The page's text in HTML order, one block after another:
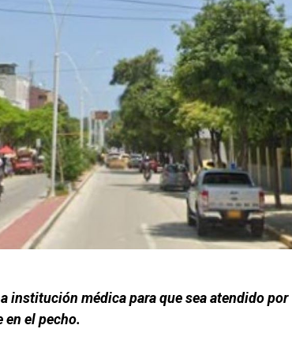
institución médica para que sea atendido por
en el pecho.